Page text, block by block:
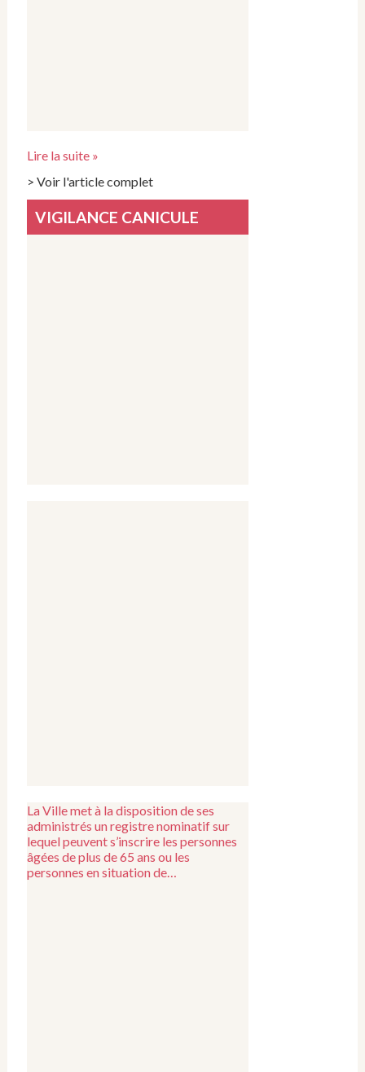
Lire la suite »
> Voir l'article complet
VIGILANCE CANICULE
La Ville met à la disposition de ses
administrés un registre nominatif sur
lequel peuvent s’inscrire les personnes
âgées de plus de 65 ans ou les
personnes en situation de…